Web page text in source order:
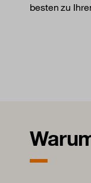
besten zu